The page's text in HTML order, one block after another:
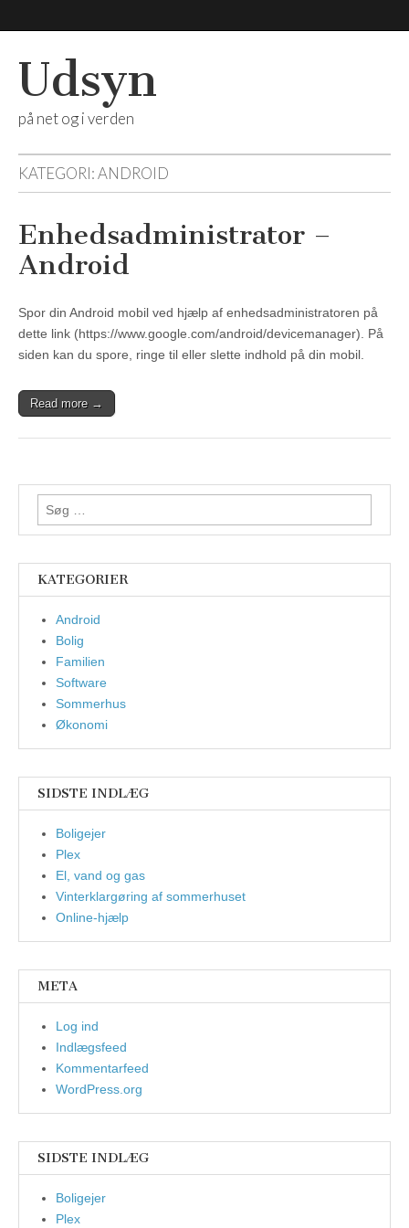
Udsyn
på net og i verden
KATEGORI:ANDROID
Enhedsadministrator –
Android
Spor din Android mobil ved hjælp af enhedsadministratoren på
dette link (https://www.google.com/android/devicemanager). På
siden kan du spore, ringe til eller slette indhold på din mobil.
Read more →
Søg
efter:
KATEGORIER
Android
Bolig
Familien
Software
Sommerhus
Økonomi
SIDSTE INDLÆG
Boligejer
Plex
El, vand og gas
Vinterklargøring af sommerhuset
Online-hjælp
META
Log ind
Indlægsfeed
Kommentarfeed
WordPress.org
SIDSTE INDLÆG
Boligejer
Plex